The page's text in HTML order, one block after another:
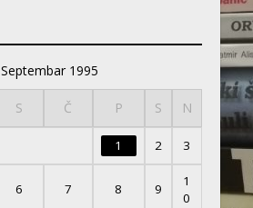
Septembar 1995
S Č P S N
1 2 3
6 7 8 9
1
0